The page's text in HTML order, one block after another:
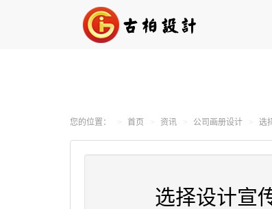
您的位置： 首页 资讯 公司画册设计 选
选择设计宣